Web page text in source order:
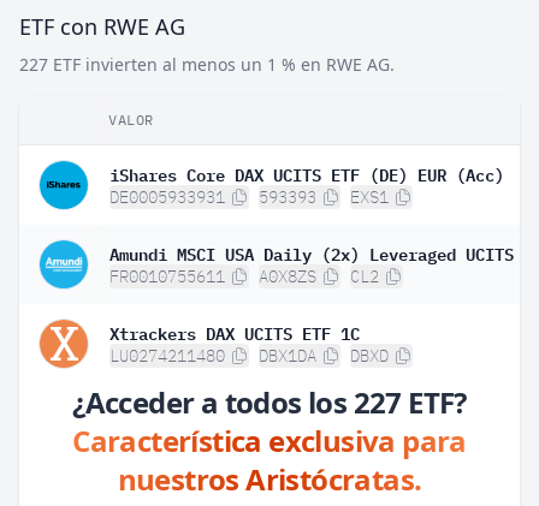
ETF con RWE AG
227 ETF invierten al menos un 1 % en RWE AG.
VALOR
iShares Core DAX UCITS ETF (DE) EUR (Acc)
DE0005933931 593393 EXS1
FR0010755611 A0X8ZS CL2
Xtrackers DAX UCITS ETF 1C
LU0274211480 DBX1DA DBXD
¿Acceder a todos los 227 ETF?
Característica exclusiva para
nuestros Aristócratas.